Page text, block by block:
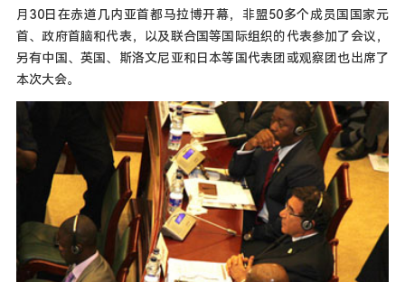
月30日在赤道几内亚首都马拉博开幕，非盟50多个成员国国家元
首、政府首脑和代表，以及联合国等国际组织的代表参加了会议，
另有中国、英国、斯洛文尼亚和日本等国代表团或观察团也出席了
本次大会。